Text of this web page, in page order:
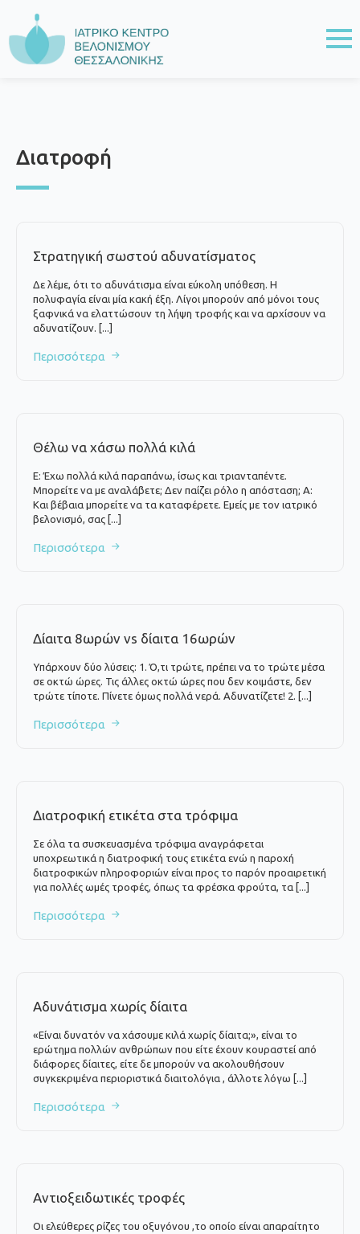
Διατροφή
Στρατηγική σωστού αδυνατίσματος
Δε λέμε, ότι το αδυνάτισμα είναι εύκολη υπόθεση. Η
πολυφαγία είναι μία κακή έξη. Λίγοι μπορούν από μόνοι τους
ξαφνικά να ελαττώσουν τη λήψη τροφής και να αρχίσουν να
αδυνατίζουν. [...]
Περισσότερα
Θέλω να χάσω πολλά κιλά
Ε: Έχω πολλά κιλά παραπάνω, ίσως και τριανταπέντε.
Μπορείτε να με αναλάβετε; Δεν παίζει ρόλο η απόσταση; Α:
Και βέβαια μπορείτε να τα καταφέρετε. Εμείς με τον ιατρικό
βελονισμό, σας [...]
Περισσότερα
Δίαιτα 8ωρών vs δίαιτα 16ωρών
Υπάρχουν δύο λύσεις: 1. Ό,τι τρώτε, πρέπει να το τρώτε μέσα
σε οκτώ ώρες. Τις άλλες οκτώ ώρες που δεν κοιμάστε, δεν
τρώτε τίποτε. Πίνετε όμως πολλά νερά. Αδυνατίζετε! 2. [...]
Περισσότερα
Διατροφική ετικέτα στα τρόφιμα
Σε όλα τα συσκευασμένα τρόφιμα αναγράφεται
υποχρεωτικά η διατροφική τους ετικέτα ενώ η παροχή
διατροφικών πληροφοριών είναι προς το παρόν προαιρετική
για πολλές ωμές τροφές, όπως τα φρέσκα φρούτα, τα [...]
Περισσότερα
Αδυνάτισμα χωρίς δίαιτα
«Είναι δυνατόν να χάσουμε κιλά χωρίς δίαιτα;», είναι το
ερώτημα πολλών ανθρώπων που είτε έχουν κουραστεί από
διάφορες δίαιτες, είτε δε μπορούν να ακολουθήσουν
συγκεκριμένα περιοριστικά διαιτολόγια , άλλοτε λόγω [...]
Περισσότερα
Αντιοξειδωτικές τροφές
Οι ελεύθερες ρίζες του οξυγόνου ,το οποίο είναι απαραίτητο